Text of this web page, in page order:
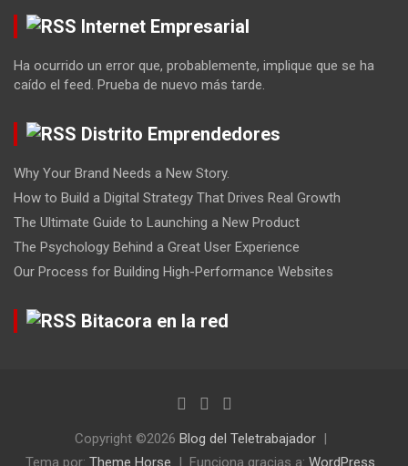
Internet Empresarial
Ha ocurrido un error que, probablemente, implique que se ha
caído el feed. Prueba de nuevo más tarde.
Distrito Emprendedores
Why Your Brand Needs a New Story.
How to Build a Digital Strategy That Drives Real Growth
The Ultimate Guide to Launching a New Product
The Psychology Behind a Great User Experience
Our Process for Building High-Performance Websites
Bitacora en la red
Copyright ©2026 Blog del Teletrabajador
Tema por: Theme Horse Funciona gracias a: WordPress